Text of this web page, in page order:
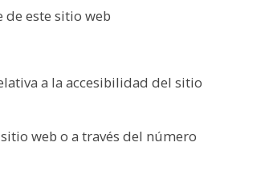
este sitio web
a la accesibilidad del sitio
web o a través del número